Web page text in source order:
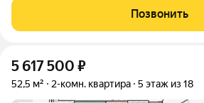
комплексе «Сталь» в Кpacнoapмейском
Волгогpадa. Застройщик более чем с
Позвонить
5 617 500 ₽
52,5 м² 2-комн. квартира 5 этаж из 18